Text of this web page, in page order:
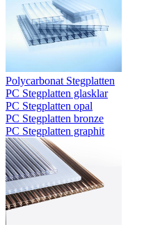
Polycarbonat Stegplatten
PC Stegplatten glasklar
PC Stegplatten opal
PC Stegplatten bronze
PC Stegplatten graphit